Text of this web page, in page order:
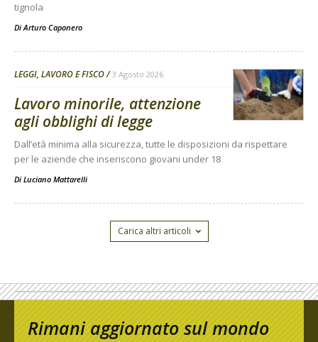
tignola
DiArturo Caponero
LEGGI, LAVORO E FISCO 3 Agosto 2026
Lavoro minorile, attenzione
agli obblighi di legge
Dall’età minima alla sicurezza, tutte le disposizioni da rispettare
per le aziende che inseriscono giovani under 18
Di Luciano Mattarelli
Carica altri articoli
Rimani aggiornato sul mondo